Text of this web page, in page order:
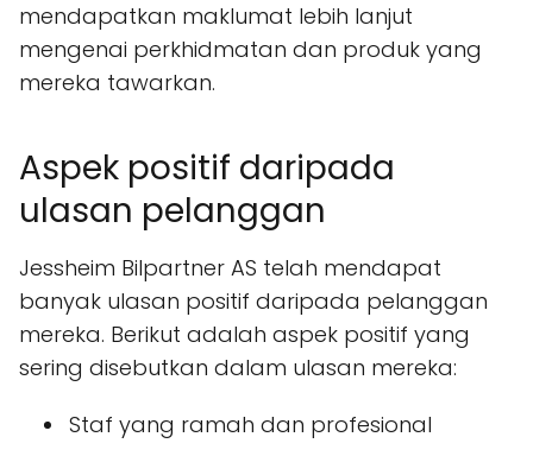
mendapatkan maklumat lebih lanjut
mengenai perkhidmatan dan produk yang
mereka tawarkan.
Aspek positif daripada
ulasan pelanggan
Jessheim Bilpartner AS telah mendapat
banyak ulasan positif daripada pelanggan
mereka. Berikut adalah aspek positif yang
sering disebutkan dalam ulasan mereka:
Staf yang ramah dan profesional